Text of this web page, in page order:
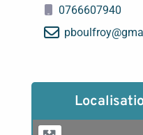
0766607940
pboulfroy@